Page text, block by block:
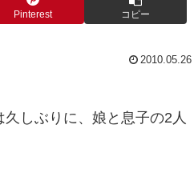
Pinterest コピー
2010.05.26
しぶりに、娘と息子の2人